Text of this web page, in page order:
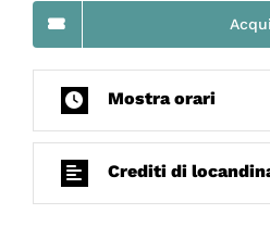
Mostra orari
Crediti di